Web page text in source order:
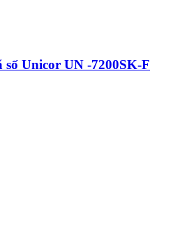
số Unicor UN -7200SK-F